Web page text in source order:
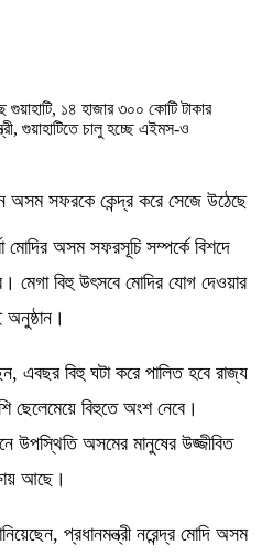
অসম সফরকে কেন্দ্র করে সেজে উঠেছে
মোদির অসম সফরসূচি সম্পর্কে বিশদে
মেগা বিহু উৎসবে মোদির যোগ দেওয়ার
এবছর বিহু ঘটা করে পালিত হবে রাজ্য
ছেলেমেয়ে বিহুতে অংশ নেবে।
উপস্থিতি অসমের মানুষের উজ্জীবিত
আছে।
প্রধানমন্ত্রী নরেন্দ্র মোদি অসম